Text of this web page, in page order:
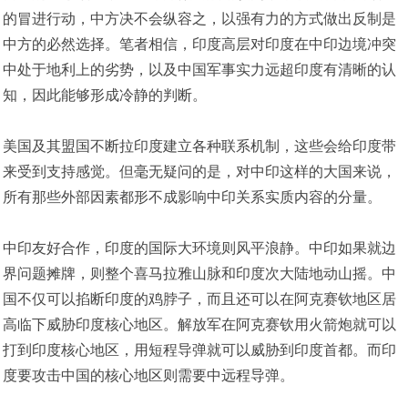
的冒进行动，中方决不会纵容之，以强有力的方式做出反制是
中方的必然选择。笔者相信，印度高层对印度在中印边境冲突
中处于地利上的劣势，以及中国军事实力远超印度有清晰的认
知，因此能够形成冷静的判断。
美国及其盟国不断拉印度建立各种联系机制，这些会给印度带
来受到支持感觉。但毫无疑问的是，对中印这样的大国来说，
所有那些外部因素都形不成影响中印关系实质内容的分量。
中印友好合作，印度的国际大环境则风平浪静。中印如果就边
界问题摊牌，则整个喜马拉雅山脉和印度次大陆地动山摇。中
国不仅可以掐断印度的鸡脖子，而且还可以在阿克赛钦地区居
高临下威胁印度核心地区。解放军在阿克赛钦用火箭炮就可以
打到印度核心地区，用短程导弹就可以威胁到印度首都。而印
度要攻击中国的核心地区则需要中远程导弹。